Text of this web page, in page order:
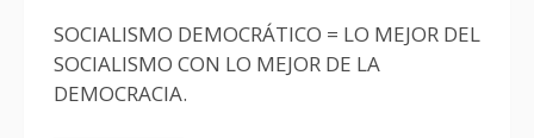
SOCIALISMO DEMOCRÁTICO = LO MEJOR DEL
SOCIALISMO CON LO MEJOR DE LA
DEMOCRACIA.